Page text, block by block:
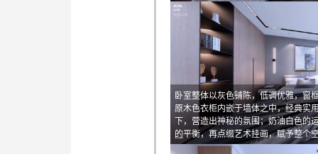
卧室整体以灰色铺陈，低调优雅，窗
原木色衣柜内嵌于墙体之中，经典实
下，营造出神秘的氛围；奶油白色的
的平衡，再点缀艺术挂画，赋予整个